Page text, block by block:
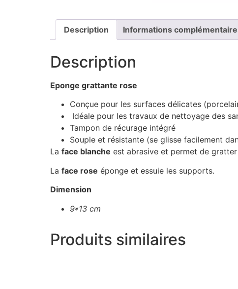
Description Informations
Description
Eponge grattante rose
Conçue pour les surfaces délicates
Idéale pour les travaux de nettoyage des
Tampon de récurage intégré
Souple et résistante (se glisse facilement
La face blanche est abrasive et permet de
La face rose éponge et essuie les supports.
Dimension
9*13 cm
Produits similaires